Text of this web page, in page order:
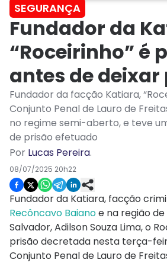
SEGURANÇA
Fundador da
“Roceirinho” é
antes de
Fundador da facção Katiara,
Conjunto Penal de Lauro de
no regime semi-aberto, e teve
de prisão efetuado
Por Lucas Pereira.
08/07/2025 20h22
Fundador da Katiara, facção
Recôncavo Baianoe na região
Salvador, Adilson Souza Lima, o
prisão decretada nesta terça-
Conjunto Penal de Lauro de